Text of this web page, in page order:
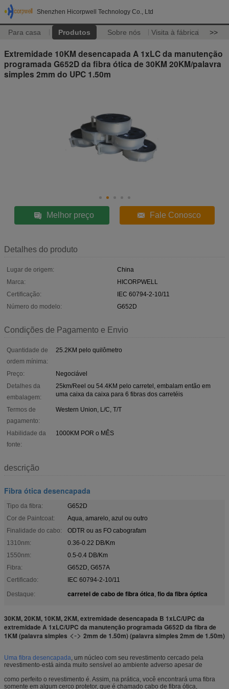
Shenzhen Hicorpwell Technology Co., Ltd
Para casa Produtos Sobre nós Visita à fábrica >>
Extremidade 10KM desencapada A 1xLC da manutenção
programada G652D da fibra ótica de 30KM 20KM/palavra
simples 2mm do UPC 1.50m
Melhor preço Fale Conosco
Detalhes do produto
Lugar de origem:
China
Marca:
HICORPWELL
Certificação:
IEC 60794-2-10/11
Número do modelo:
G652D
Condições de Pagamento e Envio
Quantidade de
ordem mínima:
25.2KM pelo quilômetro
Preço:
Negociável
Detalhes da
embalagem:
25km/Reel ou 54.4KM pelo carretel, embalam então em
uma caixa da caixa para 6 fibras dos carretéis
Termos de
pagamento:
Western Union, L/C, T/T
Habilidade da
fonte:
1000KM POR o MÊS
descrição
Fibra ótica desencapada
Tipo da fibra:
G652D
Cor de Paintcoat:
Aqua, amarelo, azul ou outro
Finalidade do cabo:
ODTR ou as FO cabografam
1310nm:
0.36-0.22 DB/Km
1550nm:
0.5-0.4 DB/Km
Fibra:
G652D, G657A
Certificado:
IEC 60794-2-10/11
Destaque:
carretel de cabo de fibra ótica, fio da fibra óptica
30KM, 20KM, 10KM, 2KM, extremidade desencapada B 1xLC/UPC da
extremidade A 1xLC/UPC da manutenção programada G652D da fibra de
1KM (palavra simples <-> 2mm de 1.50m) (palavra simples 2mm de 1.50m)
Uma fibra desencapada, um núcleo com seu revestimento cercado pela
revestimento-está ainda muito sensível ao ambiente adverso apesar de
como perfeito o revestimento é. Assim, na prática, você encontrará uma fibra
somente em algum cerco protetor, que é chamado cabo de fibra ótica,